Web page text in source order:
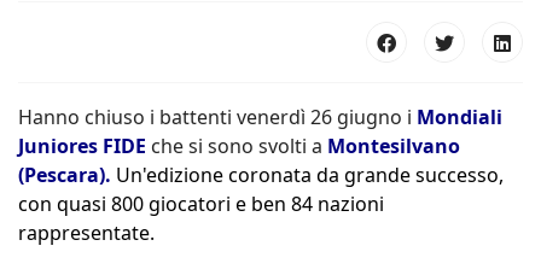
Hanno chiuso i battenti venerdì 26 giugno i Mondiali
Juniores FIDE che si sono svolti a Montesilvano
(Pescara). Un'edizione coronata da grande successo,
con quasi 800 giocatori e ben 84 nazioni
rappresentate.